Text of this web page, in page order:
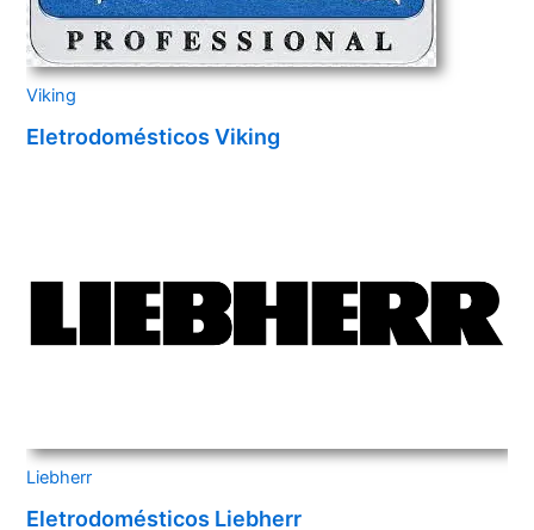
Viking
Eletrodomésticos Viking
Liebherr
Eletrodomésticos Liebherr